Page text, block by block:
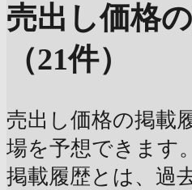
売出し価格
（21件）
売出し価格の掲載
場を予想できます。
掲載履歴とは、過